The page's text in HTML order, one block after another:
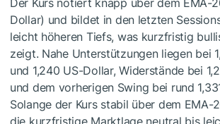
Der Kurs notiert knapp über dem EMA-
Dollar) und bildet in den letzten
leicht höheren Tiefs, was kurzfristig
zeigt. Nahe Unterstützungen liegen bei
und 1,240 US-Dollar, Widerstände bei
und dem vorherigen Swing bei rund
Solange der Kurs stabil über dem EMA-